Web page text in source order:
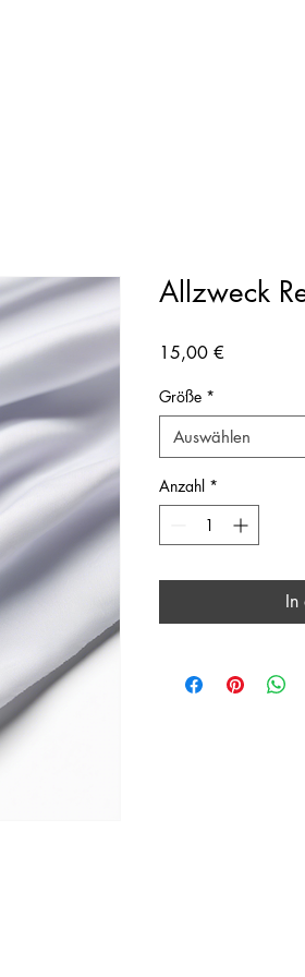
Allzweck
15,00 €
Größe *
Auswählen
Anzahl *
In